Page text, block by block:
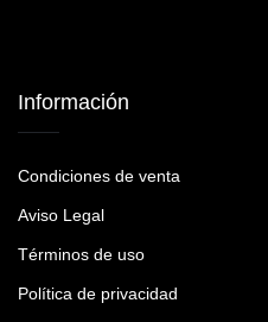
Información
Condiciones de venta
Aviso Legal
Términos de uso
Política de privacidad